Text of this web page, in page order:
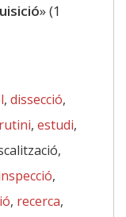
» (1
, dissecció,
, estudi,
,
, recerca,